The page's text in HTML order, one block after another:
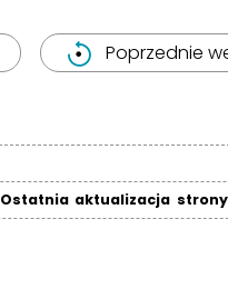
Poprzednie
Ostatnia aktualizacja